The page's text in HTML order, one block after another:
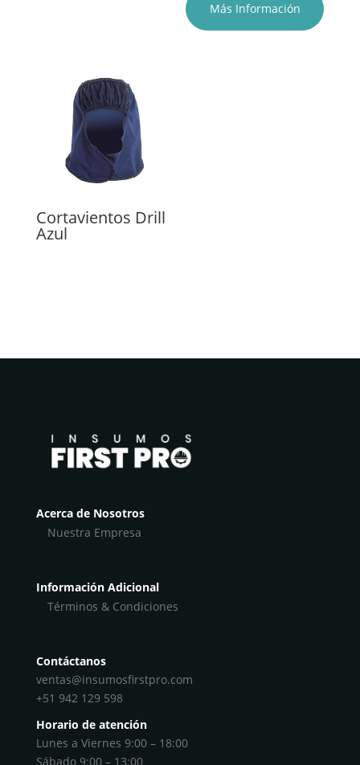
Más Información
Cortavientos Drill
Azul
Acerca de Nosotros
Nuestra Empresa
Información Adicional
Términos & Condiciones
Contáctanos
ventas@insumosfirstpro.com
+51 942 129 598
Horario de atención
Lunes a Viernes 9:00 – 18:00
Sábado 9:00 – 13:00